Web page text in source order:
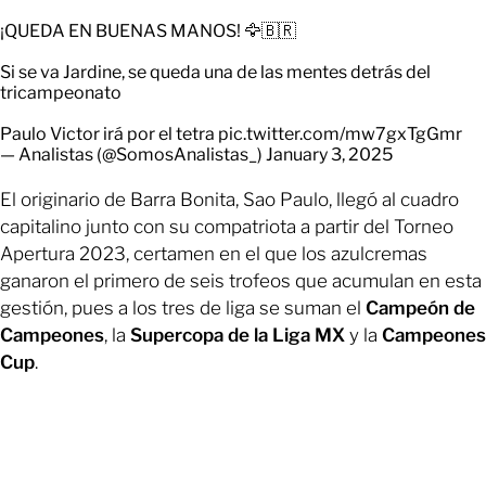
¡QUEDA EN BUENAS MANOS! 🦅🇧🇷
Si se va Jardine, se queda una de las mentes detrás del
tricampeonato
Paulo Victor irá por el tetra pic.twitter.com/mw7gxTgGmr
— Analistas (@SomosAnalistas_) January 3, 2025
El originario de Barra Bonita, Sao Paulo, llegó al cuadro
capitalino junto con su compatriota a partir del Torneo
Apertura 2023, certamen en el que los azulcremas
ganaron el primero de seis trofeos que acumulan en esta
gestión, pues a los tres de liga se suman el Campeón de
Campeones, la Supercopa de la Liga MX y la Campeones
Cup.